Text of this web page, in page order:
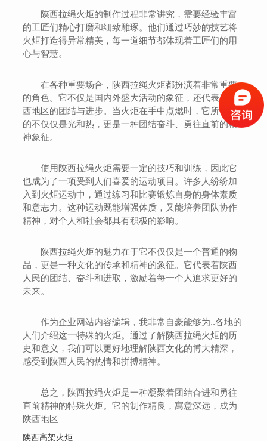
陕西拉绳火炬的制作过程非常讲究，需要经验丰富
的工匠们精心打磨和细致雕琢。他们通过巧妙的技艺将
火炬打造得异常精美，每一道细节都体现着工匠们的用
心与智慧。
在各种重要场合，陕西拉绳火炬都扮演着非常重要
的角色。它不仅是国内外盛大活动的象征，还代表着陕
西地区的团结与进步。当火炬在手中点燃时，它所传递
的不仅仅是光和热，更是一种团结奋斗、勇往直前的精
神象征。
使用陕西拉绳火炬需要一定的技巧和训练，因此它
也成为了一项受到人们喜爱的运动项目。许多人纷纷加
入到火炬运动中，通过练习和比赛锻炼自身的身体素质
和意志力。这种运动既能增强体质，又能培养团队协作
精神，对个人和社会都具有积极的影响。
陕西拉绳火炬的魅力在于它不仅仅是一个普通的物
品，更是一种文化的传承和精神的象征。它代表着陕西
人民的团结、奋斗和进取，激励着每一个人追求更好的
未来。
作为企业网站内容编辑，我非常自豪能够为..各地的
人们介绍这一特殊的火炬。通过了解陕西拉绳火炬的历
史和意义，我们可以更好地理解陕西文化的博大精深，
感受到陕西人民的热情和拼搏精神。
总之，陕西拉绳火炬是一种凝聚着团结奋进和勇往
直前精神的特殊火炬。它的制作精良，寓意深远，成为
陕西地区
陕西高架火炬